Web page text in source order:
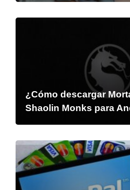
¿Cómo descargar
Shaolin Monks para